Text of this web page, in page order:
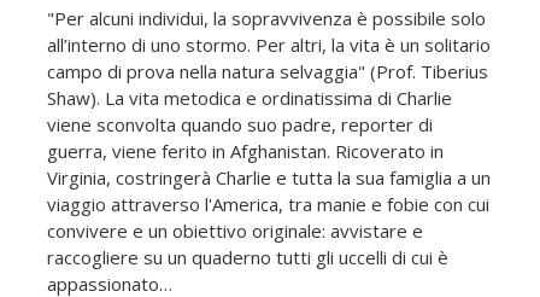
"Per alcuni individui, la sopravvivenza è possibile solo
all’interno di uno stormo. Per altri, la vita è un solitario
campo di prova nella natura selvaggia" (Prof. Tiberius
Shaw). La vita metodica e ordinatissima di Charlie
viene sconvolta quando suo padre, reporter di
guerra, viene ferito in Afghanistan. Ricoverato in
Virginia, costringerà Charlie e tutta la sua famiglia a un
viaggio attraverso l'America, tra manie e fobie con cui
convivere e un obiettivo originale: avvistare e
raccogliere su un quaderno tutti gli uccelli di cui è
appassionato…